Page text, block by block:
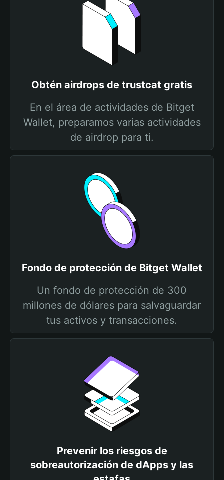
Obtén airdrops de trustcat gratis
En el área de actividades de Bitget
Wallet, preparamos varias actividades
de airdrop para ti.
Fondo de protección de Bitget Wallet
Un fondo de protección de 300
millones de dólares para salvaguardar
tus activos y transacciones.
Prevenir los riesgos de
sobreautorización de dApps y las